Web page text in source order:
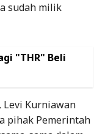
sudah milik
"THR" Beli
Levi Kurniawan
pihak Pemerintah